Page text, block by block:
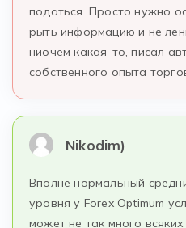
податься. Просто нужно
рыть информацию и не
ниочем какая-то, писал
собственного опыта
Nikodim)
Вполне нормальный
уровня у Forex Optimum
может не так много